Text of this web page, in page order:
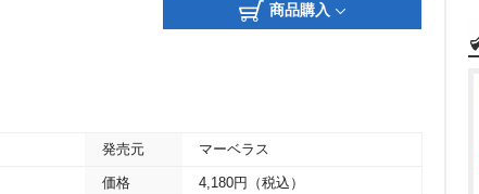
商品購入
発売元 マーベラス
価格 4,180円（税込）